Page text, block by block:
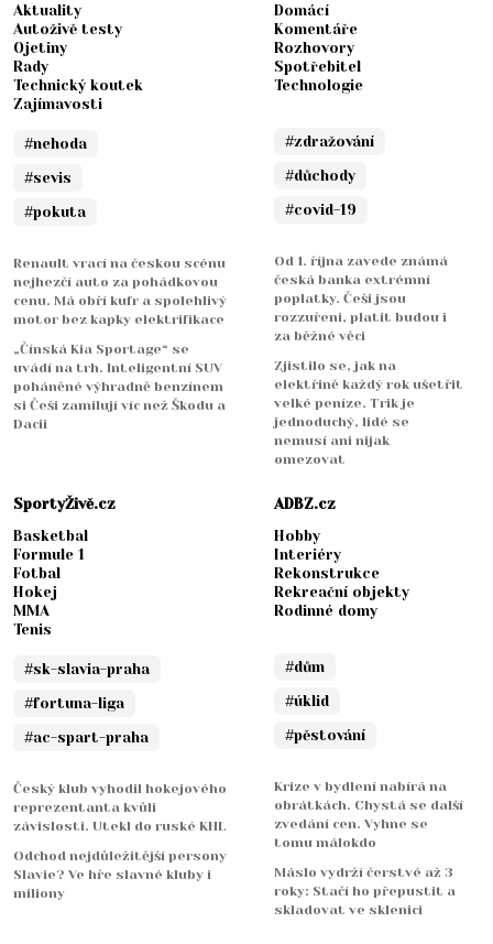
Aktuality
Autoživě testy
Ojetiny
Rady
Technický koutek
Zajímavosti
#nehoda
#sevis
#pokuta
Renault vrací na českou scénu
nejhezčí auto za pohádkovou
cenu. Má obří kufr a spolehlivý
motor bez kapky elektrifikace
„Čínská Kia Sportage“ se
uvádí na trh. Inteligentní SUV
poháněné výhradně benzínem
si Češi zamilují víc než Škodu a
Dacii
Domácí
Komentáře
Rozhovory
Spotřebitel
Technologie
#zdražování
#důchody
#covid-19
Od 1. října zavede známá
česká banka extrémní
poplatky. Češi jsou
rozzuřeni, platit budou i
za běžné věci
Zjistilo se, jak na
elektřině každý rok ušetřit
velké peníze. Trik je
jednoduchý, lidé se
nemusí ani nijak
omezovat
SportyŽivě.cz
Basketbal
Formule 1
Fotbal
Hokej
MMA
Tenis
#sk-slavia-praha
#fortuna-liga
#ac-spart-praha
Český klub vyhodil hokejového
reprezentanta kvůli
závislosti. Utekl do ruské KHL
Odchod nejdůležitější persony
Slavie? Ve hře slavné kluby i
miliony
ADBZ.cz
Hobby
Interiéry
Rekonstrukce
Rekreační objekty
Rodinné domy
#dům
#úklid
#pěstování
Krize v bydlení nabírá na
obrátkách. Chystá se další
zvedání cen. Vyhne se
tomu málokdo
Máslo vydrží čerstvé až 3
roky: Stačí ho přepustit a
skladovat ve sklenici